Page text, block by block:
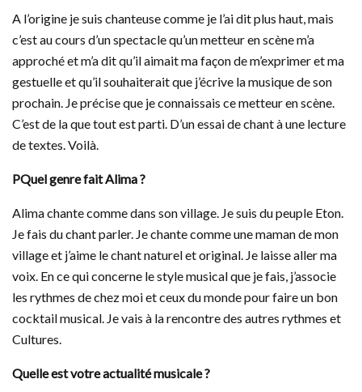
A l’origine je suis chanteuse comme je l’ai dit plus haut, mais
c’est au cours d’un spectacle qu’un metteur en scène m’a
approché et m’a dit qu’il aimait ma façon de m’exprimer et ma
gestuelle et qu’il souhaiterait que j’écrive la musique de son
prochain. Je précise que je connaissais ce metteur en scène.
C’est de la que tout est parti. D’un essai de chant à une lecture
de textes. Voilà.
PQuel genre fait Alima ?
Alima chante comme dans son village. Je suis du peuple Eton.
Je fais du chant parler. Je chante comme une maman de mon
village et j’aime le chant naturel et original. Je laisse aller ma
voix. En ce qui concerne le style musical que je fais, j’associe
les rythmes de chez moi et ceux du monde pour faire un bon
cocktail musical. Je vais à la rencontre des autres rythmes et
Cultures.
Quelle est votre actualité musicale ?